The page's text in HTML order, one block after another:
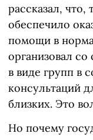
рассказал, что,
обеспечило
помощи в
организовал
в виде групп в
консультаций
близких. Это
Но почему